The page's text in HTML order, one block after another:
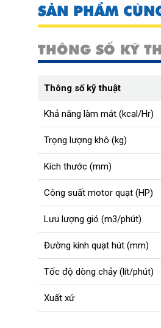
SẢN PHẨM
THÔNG SỐ KỸ
Thông số kỹ thuật
Khả năng làm mát (kcal/Hr)
Trọng lượng khô (kg)
Kích thước (mm)
Công suất motor quạt (HP)
Lưu lượng gió (m3/phút)
Đường kính quạt hút (mm)
Tốc độ dòng chảy (lít/phút)
Xuất xứ